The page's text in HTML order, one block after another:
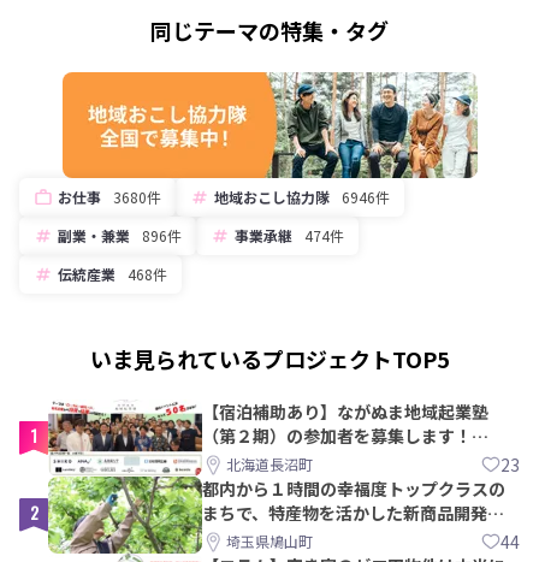
同じテーマの特集・タグ
お仕事 3680件 地域おこし協力隊
6946件
副業・兼業
896件 事業承継
474件
伝統産業
468件
いま見られているプロジェクトTOP5
1
【宿泊補助あり】ながぬま地域起業塾
（第２期）の参加者を募集します！
【8/21〆】
北海道長沼町 23
2
都内から１時間の幸福度トップクラスの
まちで、特産物を活かした新商品開発＆
PRメンバー募集！
埼玉県鳩山町 44